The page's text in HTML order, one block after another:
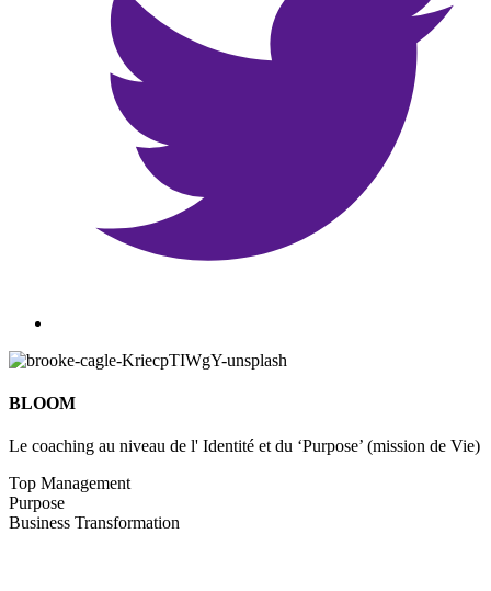
BLOOM
Le coaching au niveau de l' Identité et du ‘Purpose’ (mission de Vie)
Top Management
Purpose
Business Transformation